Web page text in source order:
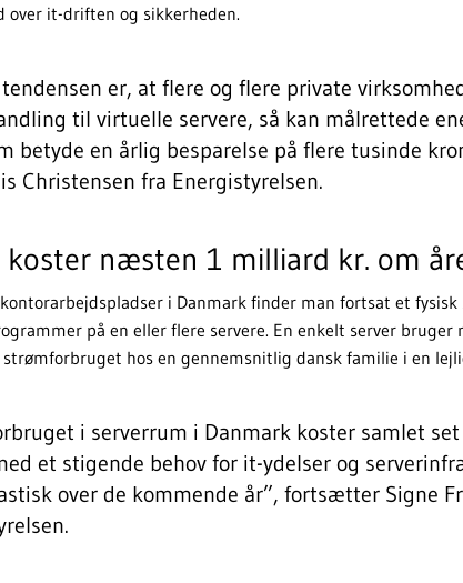
over it-driften og sikkerheden.
tendensen er, at flere og flere private
til virtuelle servere, så kan målrettede
betyde en årlig besparelse på flere tusinde
Christensen fra Energistyrelsen.
koster næsten 1 milliard kr. om
i Danmark finder man fortsat et
på en eller flere servere. En enkelt server bruger
hos en gennemsnitlig dansk familie i en
i serverrum i Danmark koster samlet
et stigende behov for it-ydelser og
over de kommende år”, fortsætter Signe